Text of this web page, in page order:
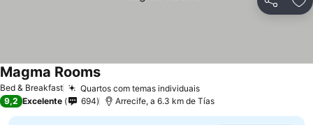
Partilhar
Bed & Breakfast Quartos com temas individuaisVer preços
Magma RoomsVer preços
9,2 Excelente 694 Arrecife, a 6.3 km de Tías